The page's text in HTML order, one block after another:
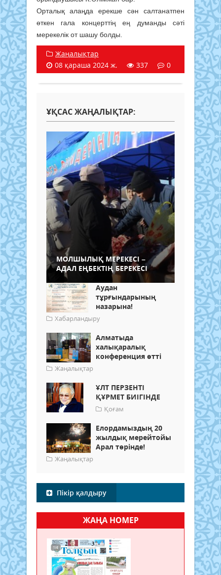
Орталық алаңда ерекше сән салтанатпен
өткен гала концерттің ең думанды сәті
мерекелік от шашу болды.
Жаңалықтар
08 қараша 2024 ж.
337 0
ҰҚСАС ЖАҢАЛЫҚТАР:
МОЛШЫЛЫҚ МЕРЕКЕСІ –
АДАЛ ЕҢБЕКТІҢ БЕРЕКЕСІ
Аудан
тұрғындарының
назарына!
Хабарландыру
Алматыда
халықаралық
конференция өтті
Жаңалықтар
ҰЛТ ПЕРЗЕНТІ
ҚҰРМЕТ БИІГІНДЕ
Қоғам
Елордамыздың 20
жылдық мерейтойы
Арал төрінде!
Жаңалықтар
Пікір қалдыру
ЖАҢА НОМЕР